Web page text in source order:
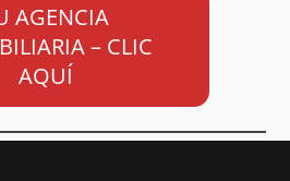
AGENCIA
– CLIC
AQUÍ